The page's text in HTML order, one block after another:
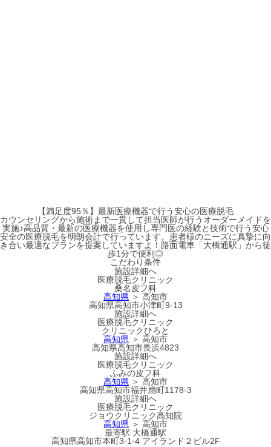
【満足度95％】最新医療機器で行う安心の医療脱毛
カウンセリングから施術まで一貫して担当医師が行うオーダーメイドを
実施♪高品質・最新の医療機器を使用し専門医の経験と技術で行う安心
安全の医療脱毛を明朗会計で行っています。患者様のニーズに真摯に向
き合い最適なプランを提案していますよ！路面電車「大橋通駅」から徒
歩1分で便利◎
こだわり条件
施設詳細へ
医療脱毛クリニック
桑名皮フ科
高知県 ＞ 高知市
高知県高知市小津町9-13
施設詳細へ
医療脱毛クリニック
クリニックひろと
高知県 ＞ 高知市
高知県高知市長浜4823
施設詳細へ
医療脱毛クリニック
ふみの皮フ科
高知県 ＞ 高知市
高知県高知市福井扇町1178-3
施設詳細へ
医療脱毛クリニック
ジョウクリニック高知院
高知県 ＞ 高知市
最寄駅 大橋通駅
高知県高知市本町3-1-4 アイランド２ビル2F